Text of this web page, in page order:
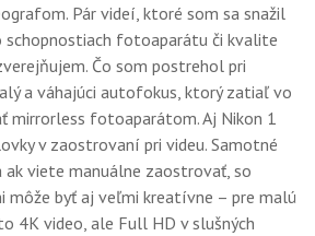
Pár videí, ktoré som sa snažil
schopnostiach fotoaparátu či kvalite
Čo som postrehol pri
a váhajúci autofokus, ktorý zatiaľ vo
mirrorless fotoaparátom. Aj Nikon 1
v zaostrovaní pri videu. Samotné
viete manuálne zaostrovať, so
byť aj veľmi kreatívne – pre malú
4K video, ale Full HD v slušných